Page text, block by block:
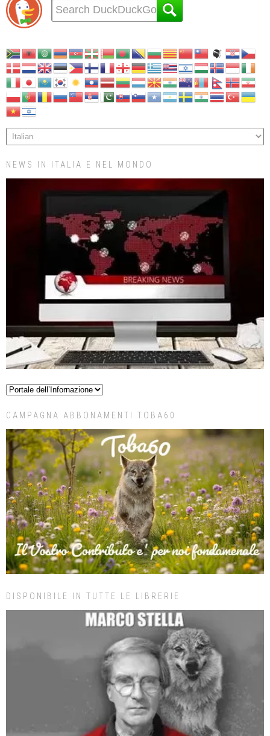
NEWS IN ITALIA E NEL MONDO
CAMPAGNA ABBONAMENTI TOBA60
DISPONIBILE IN TUTTE LE LIBRERIE